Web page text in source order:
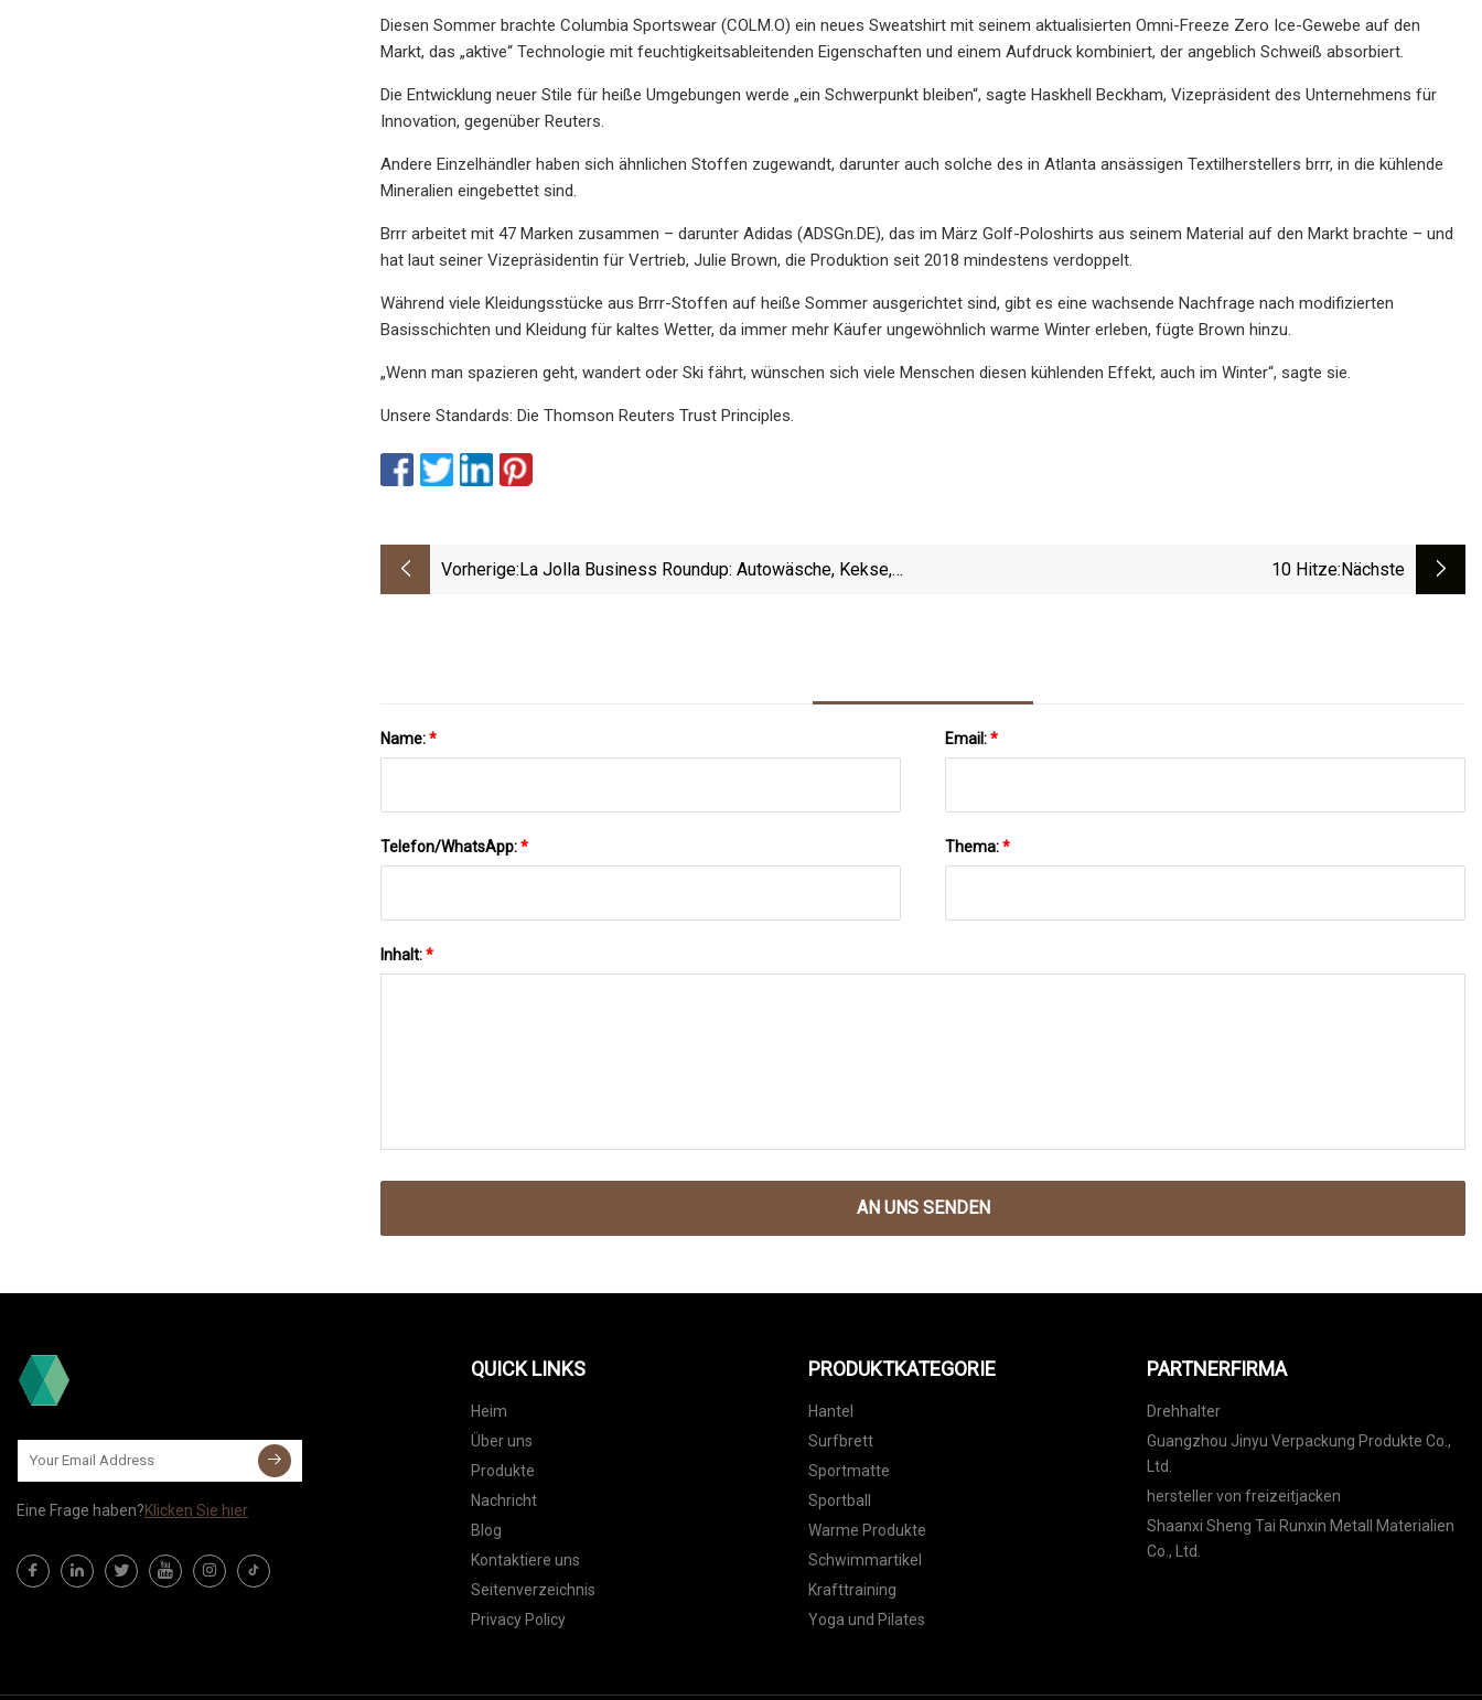
Diesen Sommer brachte Columbia Sportswear (COLM.O) ein neues Sweatshirt mit seinem aktualisierten Omni-Freeze Zero Ice-Gewebe auf den
Markt, das „aktive“ Technologie mit feuchtigkeitsableitenden Eigenschaften und einem Aufdruck kombiniert, der angeblich Schweiß absorbiert.
Die Entwicklung neuer Stile für heiße Umgebungen werde „ein Schwerpunkt bleiben“, sagte Haskhell Beckham, Vizepräsident des Unternehmens für
Innovation, gegenüber Reuters.
Andere Einzelhändler haben sich ähnlichen Stoffen zugewandt, darunter auch solche des in Atlanta ansässigen Textilherstellers brrr, in die kühlende
Mineralien eingebettet sind.
Brrr arbeitet mit 47 Marken zusammen – darunter Adidas (ADSGn.DE), das im März Golf-Poloshirts aus seinem Material auf den Markt brachte – und
hat laut seiner Vizepräsidentin für Vertrieb, Julie Brown, die Produktion seit 2018 mindestens verdoppelt.
Während viele Kleidungsstücke aus Brrr-Stoffen auf heiße Sommer ausgerichtet sind, gibt es eine wachsende Nachfrage nach modifizierten
Basisschichten und Kleidung für kaltes Wetter, da immer mehr Käufer ungewöhnlich warme Winter erleben, fügte Brown hinzu.
„Wenn man spazieren geht, wandert oder Ski fährt, wünschen sich viele Menschen diesen kühlenden Effekt, auch im Winter“, sagte sie.
Unsere Standards: Die Thomson Reuters Trust Principles.
Vorherige:La Jolla Business Roundup: Autowäsche, Kekse,
10 Hitze:nächste
Name:* Email:*
Telefon/WhatsApp:* Thema:*
Inhalt:*
AN UNS SENDEN
Eine Frage haben?Klicken Sie hier
QUICK LINKS
Heim
Über uns
Produkte
Nachricht
Blog
Kontaktiere uns
Seitenverzeichnis
Privacy Policy
PRODUKTKATEGORIE
Hantel
Surfbrett
Sportmatte
Sportball
Warme Produkte
Schwimmartikel
Krafttraining
Yoga und Pilates
PARTNERFIRMA
Drehhalter
Guangzhou Jinyu Verpackung Produkte Co.,
Ltd.
hersteller von freizeitjacken
Shaanxi Sheng Tai Runxin Metall Materialien
Co., Ltd.